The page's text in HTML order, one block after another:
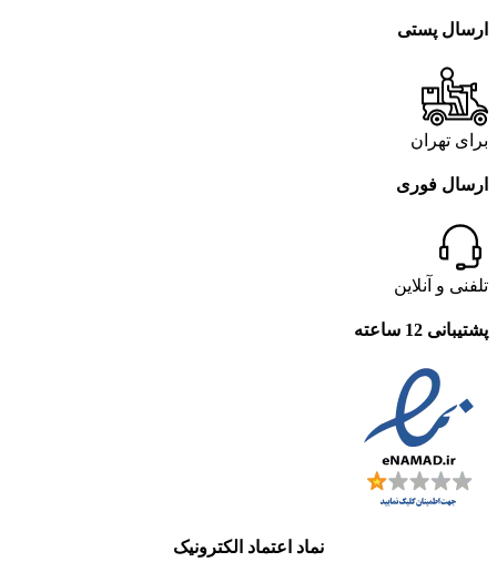
ارسال پستی
برای تهران
ارسال فوری
تلفنی و آنلاین
پشتیبانی 12 ساعته
نماد اعتماد الکترونیک